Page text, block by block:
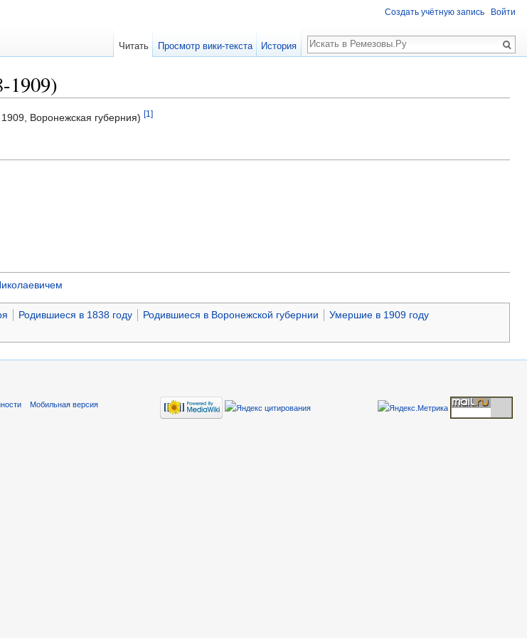
1909)
Воронежская губерния) [1]
Родившиеся в 1838 году Родившиеся в Воронежской губернии
Умершие в 1909 году
Создать учётную запись Войти
Читать Просмотр вики-текста История
Поиск
Мобильная версия